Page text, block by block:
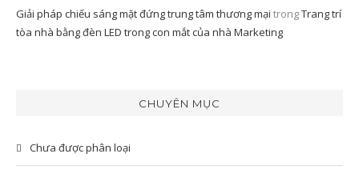
Giải pháp chiếu sáng mặt đứng trung tâm thương mại trongTrang trí
tòa nhà bằng đèn LED trong con mắt của nhà Marketing
CHUYÊN MỤC
Chưa được phân loại